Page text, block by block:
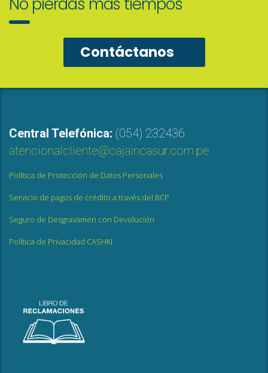
No pierdas más tiempos
Contáctanos
Central Telefónica: (054) 232436
atencionalcliente@cajaincasur.com.pe
Política de Protección de Datos Personales
Servicio de pagos de crédito a través del BCP
Seguro de Desgravamen con Devolución
Política de Privacidad CASHKI